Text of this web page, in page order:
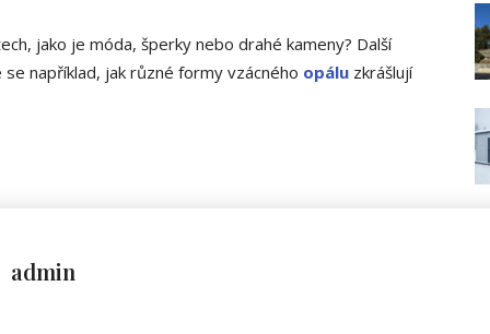
jako je móda, šperky nebo drahé kameny? Další
například, jak různé formy vzácného opálu zkrášlují
admin